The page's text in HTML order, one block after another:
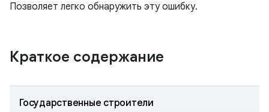
Позволяет легко обнаружить эту ошибку.
Краткое содержание
Государственные строители